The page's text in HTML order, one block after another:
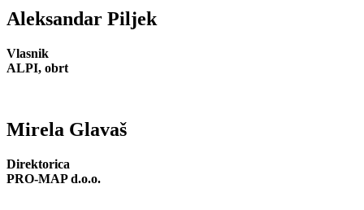
Aleksandar Piljek
Vlasnik
ALPI, obrt
Mirela Glavaš
Direktorica
PRO-MAP d.o.o.